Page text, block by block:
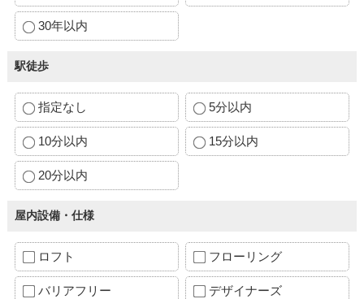
30年以内
駅徒歩
指定なし 5分以内
10分以内 15分以内
20分以内
屋内設備・仕様
ロフト フローリング
バリアフリー デザイナーズ